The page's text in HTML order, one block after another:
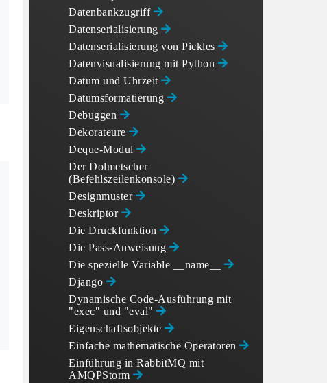
Datenbankzugriff
Datenserialisierung
Datenserialisierung von Pickles
Datenvisualisierung mit Python
Datum und Uhrzeit
Datumsformatierung
Debuggen
Dekorateure
Deque-Modul
Der Dolmetscher
(Befehlszeilenkonsole)
Designmuster
Deskriptor
Die Druckfunktion
Die Pass-Anweisung
Die spezielle Variable __name__
Django
Dynamische Code-Ausführung mit
"exec" und "eval"
Eigenschaftsobjekte
Einfache mathematische Operatoren
Einführung in RabbitMQ mit
AMQPStorm